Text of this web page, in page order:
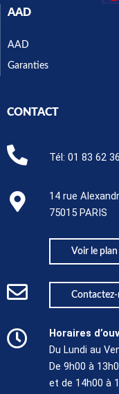
AAD
AAD
Garanties
CONTACT
Tél:01 83 62
14 rue
75015 PARIS​
Voir le plan
Horaires
Du Lundi au
De 9h00 à
et de 14h00 à